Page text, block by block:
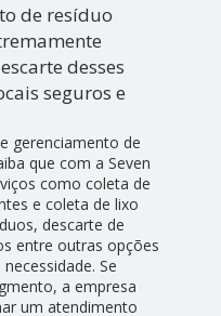
de resíduo
desses
seguros e
gerenciamento de
que com a Seven
como coleta de
e coleta de lixo
descarte de
entre outras opções
Se
a empresa
um atendimento